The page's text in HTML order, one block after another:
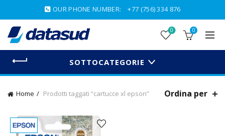
OUR PHONE NUMBER: +77 (756) 334 876
0 0
SOTTOCATEGORIE
Home Prodotti taggati “cartucce xl epson” Ordina per